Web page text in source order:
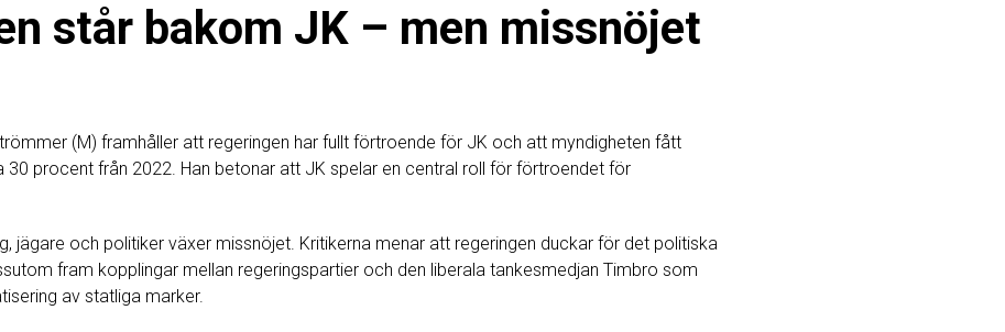
står bakom JK – men missnöjet
(M) framhåller att regeringen har fullt förtroende för JK och att myndigheten fått
30 procent från 2022. Han betonar att JK spelar en central roll för förtroendet för
jägare och politiker växer missnöjet. Kritikerna menar att regeringen duckar för det politiska
fram kopplingar mellan regeringspartier och den liberala tankesmedjan Timbro som
av statliga marker.